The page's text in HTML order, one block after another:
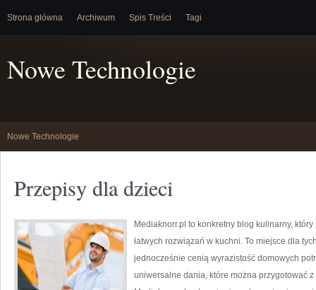
Strona główna Archiwum Spis Treści Tagi
Nowe Technologie
Nowe Technologie
Przepisy dla dzieci
Mediaknorr.pl to konkretny blog kulinarny,
łatwych rozwiązań w kuchni. To miejsce dla
jednocześnie cenią wyrazistość domowych
uniwersalne dania, które można przygotować z